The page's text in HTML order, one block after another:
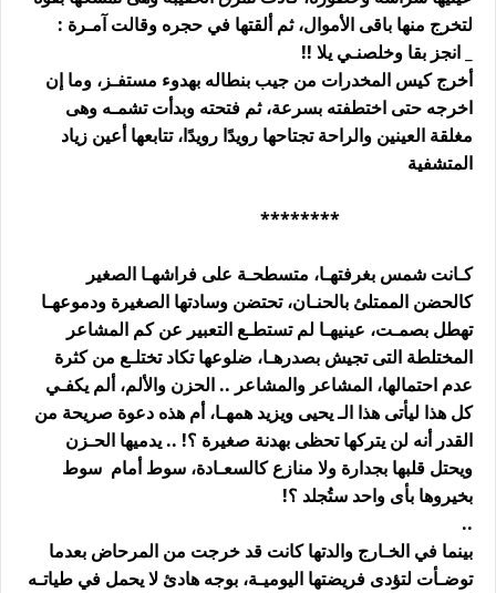
لتخرج منها باقى الأموال، ثم ألقتها في حجره وقالت آمـرة :
_ انجز بقا وخلصنـي يلا !!
أخرج كيس المخدرات من جيب بنطاله بهدوء مستفـز، وما إن
اخرجه حتى اختطفته بسرعة، ثم فتحته وبدأت تشمـه وهى
مغلقة العينين والراحة تجتاحها رويدًا رويدًا، تتابعها أعين زياد
المتشفية
********
كـانت شمس بغرفتهـا، متسطحـة على فراشهـا الصغير
كالحضن الممتلئ بالحنـان، تحتضن وسادتها الصغيرة ودموعهـا
تهطل بصمـت، عينيهـا لم تستطـع التعبير عن كم المشاعر
المختلطة التى تجيش بصدرهـا، ضلوعها تكاد تختلـع من كثرة
عدم احتمالها، المشاعر والمشاعر .. الحزن والألم، ألم يكفـي
كل هذا ليأتى هذا الـ يحيى ويزيد همهـا، أم هذه دعوة صريحة من
القدر أنه لن يتركها تحظى بهدنة صغيرة ؟! .. يدميها الحـزن
ويحتل قلبها بجدارة ولا منازع كالسعـادة، سوط أمام سوط
بخيروها بأى واحد ستُجلد ؟!
..
بينما في الخـارج والدتها كانت قد خرجت من المرحاض بعدما
توضـأت لتؤدى فريضتها اليوميـة، بوجه هادئ لا يحمل في طياتـه